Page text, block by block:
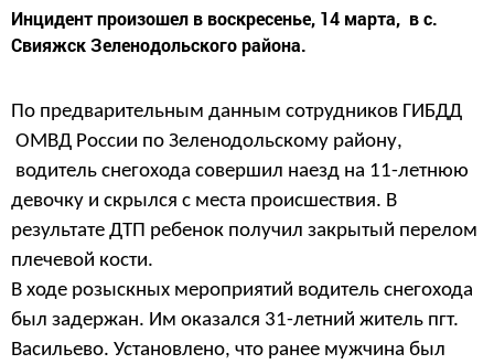
Инцидент произошел в воскресенье, 14 марта, в с.
Свияжск Зеленодольского района.
По предварительным данным сотрудников ГИБДД
ОМВД России по Зеленодольскому району,
водитель снегохода совершил наезд на 11-летнюю
девочку и скрылся с места происшествия. В
результате ДТП ребенок получил закрытый перелом
плечевой кости.
В ходе розыскных мероприятий водитель снегохода
был задержан. Им оказался 31-летний житель пгт.
Васильево. Установлено, что ранее мужчина был